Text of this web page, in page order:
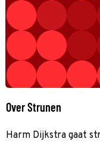
Over Strunen
Harm Dijkstra gaat